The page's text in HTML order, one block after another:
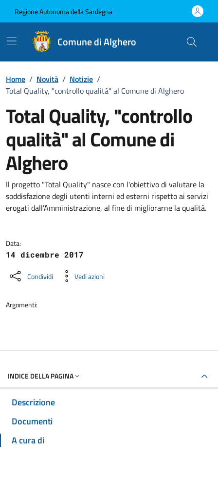
Regione Autonoma della Sardegna
Comune di Alghero
Home / Novità / Notizie /
Total Quality, "controllo qualità" al Comune di Alghero
Total Quality, "controllo
qualità" al Comune di
Alghero
Dettagli della notizia
Il progetto "Total Quality" nasce con l'obiettivo di valutare la
soddisfazione degli utenti interni ed esterni rispetto ai servizi
erogati dall'Amministrazione, al fine di migliorarne la qualità.
Data:
14 dicembre 2017
Condividi Vedi azioni
Argomenti:
INDICE DELLA PAGINA
Descrizione
Documenti
A cura di